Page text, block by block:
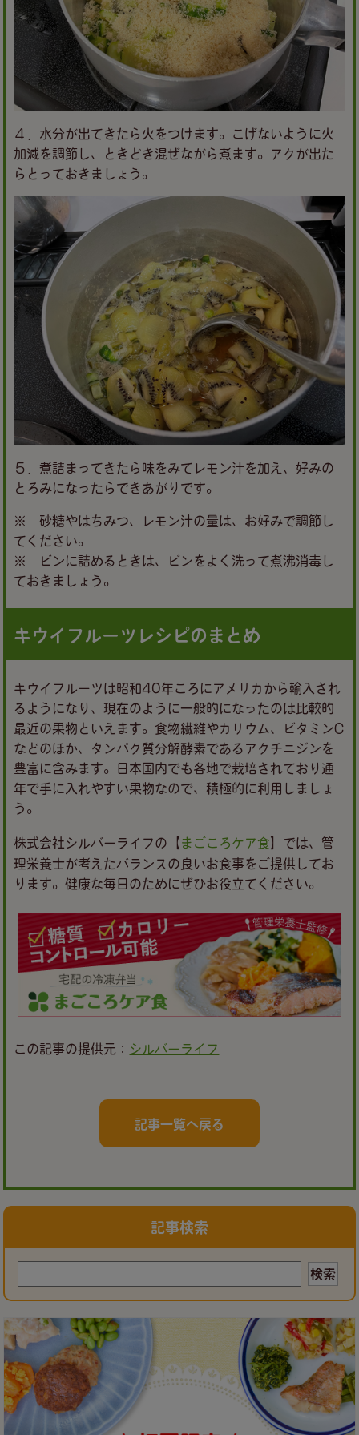
４．水分が出てきたら火をつけます。こげないように火
加減を調節し、ときどき混ぜながら煮ます。アクが出た
らとっておきましょう。
５．煮詰まってきたら味をみてレモン汁を加え、好みの
とろみになったらできあがりです。
※ 砂糖やはちみつ、レモン汁の量は、お好みで調節し
てください。
※ ビンに詰めるときは、ビンをよく洗って煮沸消毒し
ておきましょう。
キウイフルーツレシピのまとめ
キウイフルーツは昭和40年ころにアメリカから輸入され
るようになり、現在のように一般的になったのは比較的
最近の果物といえます。食物繊維やカリウム、ビタミンC
などのほか、タンパク質分解酵素であるアクチニジンを
豊富に含みます。日本国内でも各地で栽培されており通
年で手に入れやすい果物なので、積極的に利用しましょ
う。
株式会社シルバーライフの【まごころケア食】では、管
理栄養士が考えたバランスの良いお食事をご提供してお
ります。健康な毎日のためにぜひお役立てください。
この記事の提供元： シルバーライフ
記事一覧へ戻る
記事検索